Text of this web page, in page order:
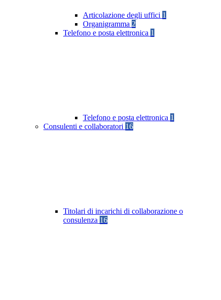
Articolazione degli uffici 1
Organigramma 2
Telefono e posta elettronica 1
Telefono e posta elettronica 1
Consulenti e collaboratori 16
Titolari di incarichi di collaborazione o
consulenza 16